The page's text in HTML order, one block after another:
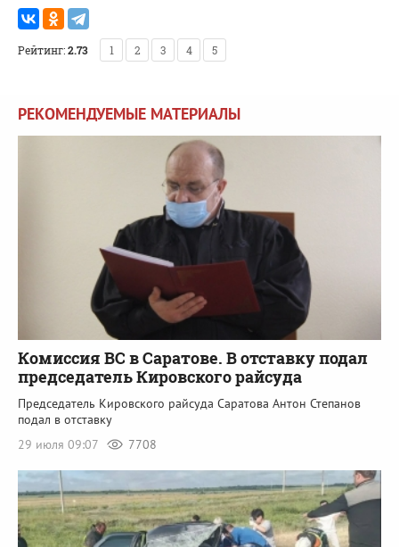
Рейтинг:2.73 1 2 3 4 5
РЕКОМЕНДУЕМЫЕ МАТЕРИАЛЫ
Комиссия ВС в Саратове. В отставку подал
председатель Кировского райсуда
Председатель Кировского райсуда Саратова Антон Степанов
подал в отставку
29 июля 09:07
7708